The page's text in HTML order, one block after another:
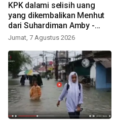
KPK dalami selisih uang
yang dikembalikan Menhut
dari Suhardiman Amby -
VIDEO
Jumat, 7 Agustus 2026